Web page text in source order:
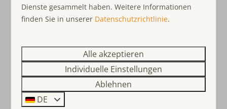
Die Küche ist modern und verfügt über einen
Kühlschrank mit Gefrierfach, einen Geschirrspüler, eine
Backofen, über dem sich eine Dunstabzugshaube
befindet, die man herausziehen muss, um sie zu
Kaffee kann mit einer Filtermaschine zubereitet werden
oder man kann die Pad-Maschine benutzen.
Dienste gesammelt haben. Weitere Informationen
finden Sie in unserer Datenschutzrichtlinie.
Alle akzeptieren
Individuelle Einstellungen
Ablehnen
DE